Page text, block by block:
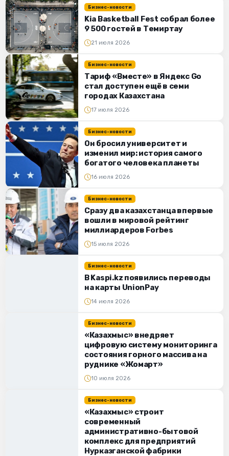
Бизнес-новости
Kia Basketball Fest собрал более
9 500 гостей в Темиртау
21 июля 2026
Бизнес-новости
Тариф «Вместе» в Яндекс Go
стал доступен ещё в семи
городах Казахстана
17 июля 2026
Бизнес-новости
Он бросил университет и
изменил мир: история самого
богатого человека планеты
16 июля 2026
Бизнес-новости
Сразу два казахстанца впервые
вошли в мировой рейтинг
миллиардеров Forbes
15 июля 2026
Бизнес-новости
В Kaspi.kz появились переводы
на карты UnionPay
14 июля 2026
Бизнес-новости
«Казахмыс» внедряет
цифровую систему мониторинга
состояния горного массива на
руднике «Жомарт»
10 июля 2026
Бизнес-новости
«Казахмыс» строит
современный
административно-бытовой
комплекс для предприятий
Нурказганской фабрики